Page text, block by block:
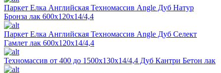
Паркет Елка Английская Техномассив Angle Дуб Натур
Бронза лак 600х120х14/4,4
Паркет Елка Английская Техномассив Angle Дуб Селект
Гамлет лак 600х120х14/4,4
Техномассив от 400 до 1500х130х14/4,4 Дуб Кантри Бетон лак